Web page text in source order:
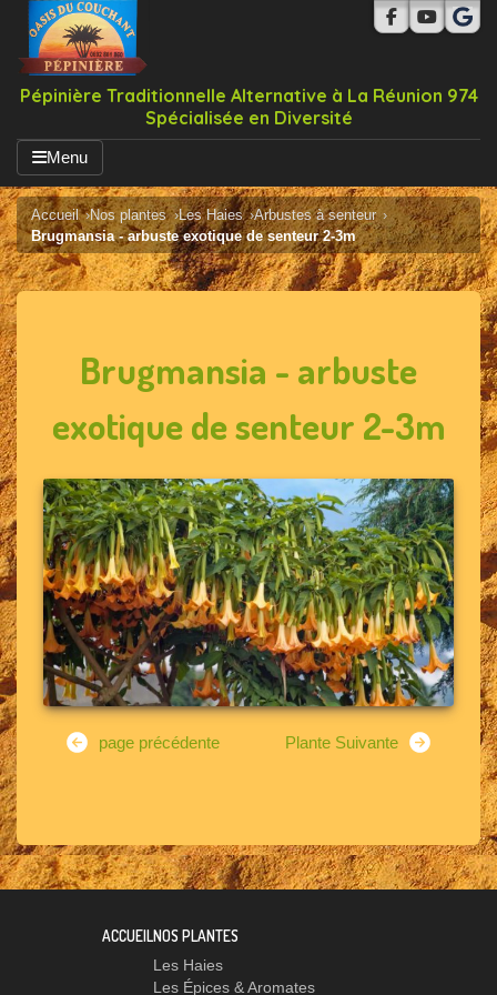
Pépinière Traditionnelle Alternative à La Réunion 974
Spécialisée en Diversité
Menu
Accueil Nos plantes Les Haies
Arbustes à senteur
Brugmansia - arbuste exotique de senteur 2-3m
Brugmansia - arbuste
exotique de senteur 2-3m
page précédente Plante Suivante
ACCUEILNOS PLANTES
Les Haies
Les Épices & Aromates